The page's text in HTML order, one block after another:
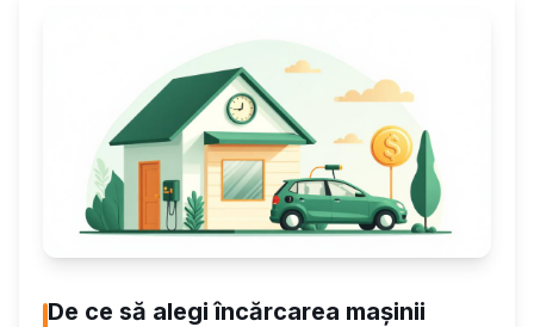
De ce să alegi încărcarea mașinii